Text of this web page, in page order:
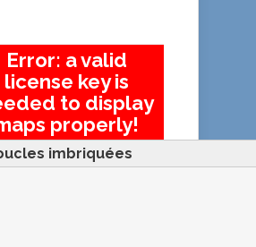
Error: a valid
license key is
to display
properly!
imbriquées